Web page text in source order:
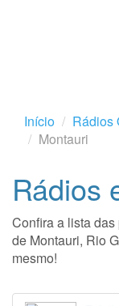
Início Rádios
Montauri
Rádios
Confira a lista
de Montauri, Rio
mesmo!